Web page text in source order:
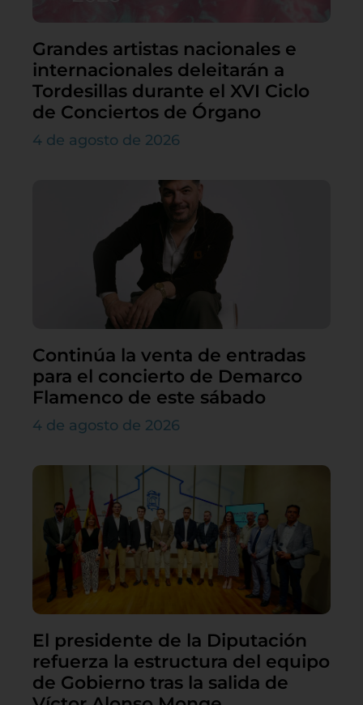
Grandes artistas nacionales e
internacionales deleitarán a
Tordesillas durante el XVI Ciclo
de Conciertos de Órgano
4 de agosto de 2026
Continúa la venta de entradas
para el concierto de Demarco
Flamenco de este sábado
4 de agosto de 2026
El presidente de la Diputación
refuerza la estructura del equipo
de Gobierno tras la salida de